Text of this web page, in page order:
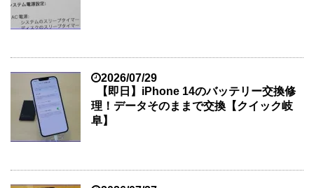
2026/07/29
【即日】iPhone 14のバッテリー交換修
理！データそのままで交換【クイック岐
阜】